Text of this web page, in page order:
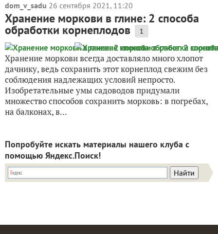
dom_v_sadu 26 сентября 2021, 11:20
Хранение моркови в глине: 2 способа
обработки корнеплодов 1
Хранение моркови всегда доставляло много хлопот
дачнику, ведь сохранить этот корнеплод свежим без
соблюдения надлежащих условий непросто.
Изобретательные умы садоводов придумали
множество способов сохранить морковь: в погребах,
на балконах, в...
Попробуйте искать материалы нашего клуба с
помощью Яндекс.Поиск!